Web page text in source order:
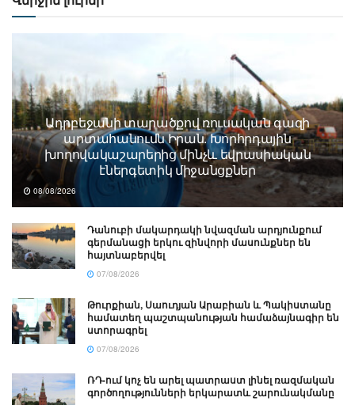
Ադրբեջանի տարածքով ռուսական գազի
արտահանումն Իրան. Խորհրդային
խողովակաշարերից մինչև եվրասիական
էներգետիկ միջանցքներ
08/08/2026
Դանուբի մակարդակի նվազման արդյունքում
գերմանացի երկու զինվորի մասունքներ են
հայտնաբերվել
07/08/2026
Թուրքիան, Սաուդյան Արաբիան և Պակիստանը
համատեղ պաշտպանության համաձայնագիր են
ստորագրել
07/08/2026
ՌԴ-ում կոչ են արել պատրաստ լինել ռազմական
գործողությունների երկարատև շարունակմանը